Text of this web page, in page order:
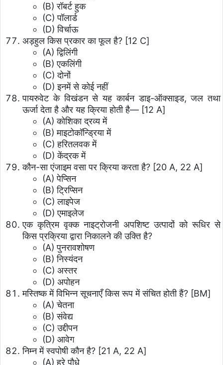
(B) रॉबर्ट हुक
(C) पॉलार्ड
(D) विर्चाऊ
अड़हुल किस प्रकार का फूल है? [12 C]
(A) द्विलिंगी
(B) एकलिंगी
(C) दोनों
(D) इनमें से कोई नहीं
पायरुवेट के विखंडन से यह कार्बन डाइ-ऑक्साइड, जल तथा
ऊर्जा देता है और यह क्रिया होती है— [12 A]
(A) कोशिका द्रव्य में
(B) माइटोकॉन्ड्रिया में
(C) हरितलवक में
(D) केंद्रक में
कौन-सा एंजाइम वसा पर क्रिया करता है? [20 A, 22 A]
(A) पेप्सिन
(B) ट्रिप्सिन
(C) लाइपेज
(D) एमाइलेज
एक कृत्रिम वृक्क नाइट्रोजनी अपशिष्ट उत्पादों को रूधिर से
किस प्रक्रिया द्वारा निकालने की उक्ति है?
(A) पुनरावशोषण
(B) निस्यंदन
(C) अस्तर
(D) अपोहन
मस्तिष्क में विभिन्न सूचनाएँ किस रूप में संचित होती हैं? [BM]
(A) चेतना
(B) संवेद्य
(C) उद्दीपन
(D) आवेग
निम्न में स्वपोषी कौन है? [21 A, 22 A]
(A) हरे पौधे